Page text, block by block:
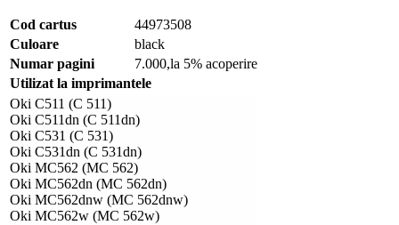
Cod cartus
44973508
Culoare
black
Numar pagini
7.000,la 5% acoperire
Utilizat la imprimantele
Oki C511 (C 511)
Oki C511dn (C 511dn)
Oki C531 (C 531)
Oki C531dn (C 531dn)
Oki MC562 (MC 562)
Oki MC562dn (MC 562dn)
Oki MC562dnw (MC 562dnw)
Oki MC562w (MC 562w)